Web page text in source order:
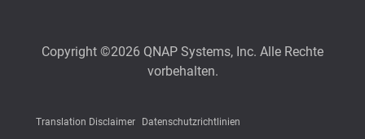
Copyright ©2026 QNAP Systems, Inc. Alle Rechte
vorbehalten.
Translation Disclaimer Datenschutzrichtlinien